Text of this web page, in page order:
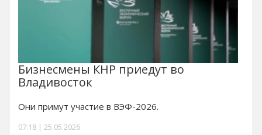
Бизнесмены КНР приедут во
Владивосток
Они примут участие в ВЭФ-2026.
07:18 | 25.05.2026